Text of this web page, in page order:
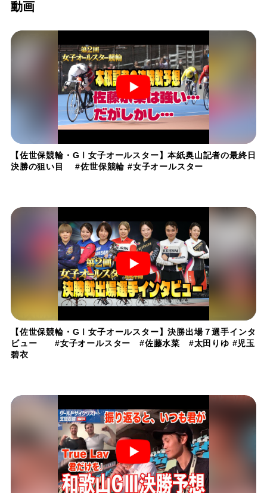
動画
【佐世保競輪・GⅠ女子オールスター】本紙奥山記者の最終日
決勝の狙い目 #佐世保競輪 #女子オールスター
【佐世保競輪・GⅠ女子オールスター】決勝出場７選手インタ
ビュー #女子オールスター #佐藤水菜 #太田りゆ #児玉
碧衣